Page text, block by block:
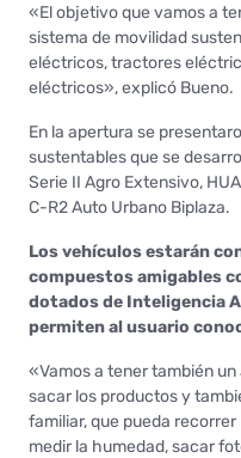
«El objetivo que vamos a
sistema de movilidad
eléctricos, tractores
eléctricos», explicó Bueno.
En la apertura se
sustentables que se
Serie II Agro Extensivo,
C-R2 Auto Urbano Biplaza.
Los vehículos estarán
compuestos amigables
dotados de Inteligencia
permiten al usuario
«Vamos a tener también
sacar los productos y
familiar, que pueda
medir la humedad, sacar